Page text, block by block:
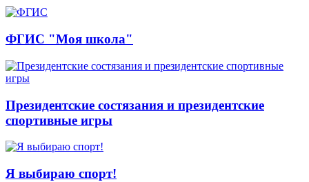
ФГИС "Моя школа"
Президентские состязания и президентские
спортивные игры
Я выбираю спорт!